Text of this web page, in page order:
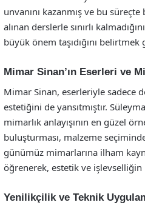
unvanını kazanmış ve bu
alınan derslerle sınırlı
büyük önem taşıdığını belirtmek
Mimar Sinan’ın Eserleri ve
Mimar Sinan, eserleriyle sadece
estetiğini de yansıtmıştır.
mimarlık anlayışının en güzel
buluşturması, malzeme
günümüz mimarlarına ilham
öğrenerek, estetik ve
Yenilikçilik ve Teknik